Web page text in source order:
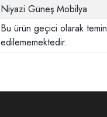
Niyazi Güneş Mobilya
Bu ürün geçici olarak temin
edilememektedir.